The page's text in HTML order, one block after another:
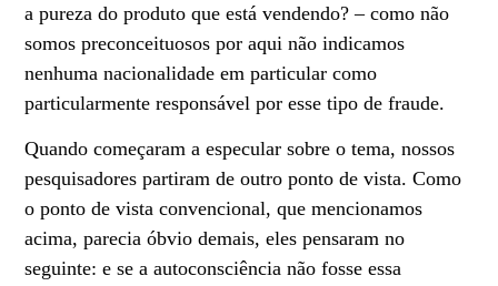
a pureza do produto que está vendendo? – como não
somos preconceituosos por aqui não indicamos
nenhuma nacionalidade em particular como
particularmente responsável por esse tipo de fraude.
Quando começaram a especular sobre o tema, nossos
pesquisadores partiram de outro ponto de vista. Como
o ponto de vista convencional, que mencionamos
acima, parecia óbvio demais, eles pensaram no
seguinte: e se a autoconsciência não fosse essa